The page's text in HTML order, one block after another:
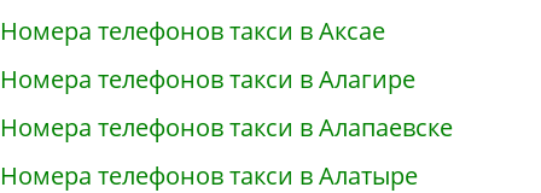
Номера телефонов такси в Аксае
Номера телефонов такси в Алагире
Номера телефонов такси в Алапаевске
Номера телефонов такси в Алатыре